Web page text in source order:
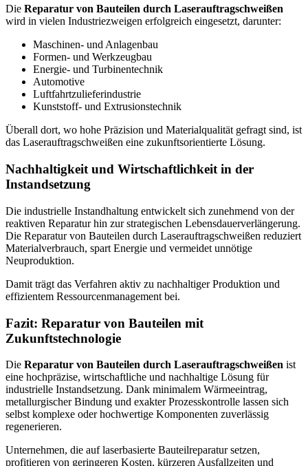
Die Reparatur von Bauteilen durch Laserauftragschweißen
wird in vielen Industriezweigen erfolgreich eingesetzt, darunter:
Maschinen- und Anlagenbau
Formen- und Werkzeugbau
Energie- und Turbinentechnik
Automotive
Luftfahrtzulieferindustrie
Kunststoff- und Extrusionstechnik
Überall dort, wo hohe Präzision und Materialqualität gefragt sind, ist
das Laserauftragschweißen eine zukunftsorientierte Lösung.
Nachhaltigkeit und Wirtschaftlichkeit in der
Instandsetzung
Die industrielle Instandhaltung entwickelt sich zunehmend von der
reaktiven Reparatur hin zur strategischen Lebensdauerverlängerung.
Die Reparatur von Bauteilen durch Laserauftragschweißen reduziert
Materialverbrauch, spart Energie und vermeidet unnötige
Neuproduktion.
Damit trägt das Verfahren aktiv zu nachhaltiger Produktion und
effizientem Ressourcenmanagement bei.
Fazit: Reparatur von Bauteilen mit
Zukunftstechnologie
Die Reparatur von Bauteilen durch Laserauftragschweißen ist
eine hochpräzise, wirtschaftliche und nachhaltige Lösung für
industrielle Instandsetzung. Dank minimalem Wärmeeintrag,
metallurgischer Bindung und exakter Prozesskontrolle lassen sich
selbst komplexe oder hochwertige Komponenten zuverlässig
regenerieren.
Unternehmen, die auf laserbasierte Bauteilreparatur setzen,
profitieren von geringeren Kosten, kürzeren Ausfallzeiten und